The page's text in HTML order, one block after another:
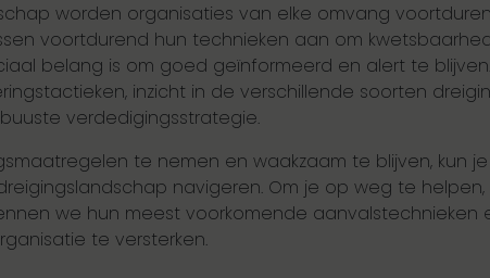
worden organisaties van elke omvang
voortdurend hun technieken aan om
belang is om goed geïnformeerd en alert te
inzicht in de verschillende soorten
verdedigingsstrategie.
te nemen en waakzaam te blijven, kun
navigeren. Om je op weg te
we hun meest voorkomende
te versterken.